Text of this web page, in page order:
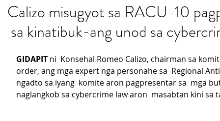
Calizo misugyot sa RACU-10
sa kinatibuk-ang unod sa
GIDAPIT ni  Konsehal Romeo Calizo, chairman sa
order, ang mga expert nga personahe sa  Regional
ngadto sa iyang  komite aron pagpresentar sa  mga
naglangkob sa cybercrime law aron  masabtan kini sa